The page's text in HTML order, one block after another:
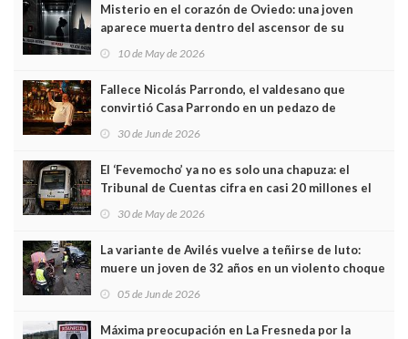
Misterio en el corazón de Oviedo: una joven
aparece muerta dentro del ascensor de su
edificio y las cámaras captan sus últimos minutos
10 de May de 2026
Fallece Nicolás Parrondo, el valdesano que
convirtió Casa Parrondo en un pedazo de
Asturias en Madrid
30 de Jun de 2026
El ‘Fevemocho’ ya no es solo una chapuza: el
Tribunal de Cuentas cifra en casi 20 millones el
sobrecoste de los trenes que no cabían por los
30 de May de 2026
La variante de Avilés vuelve a teñirse de luto:
muere un joven de 32 años en un violento choque
frontal
05 de Jun de 2026
Máxima preocupación en La Fresneda por la